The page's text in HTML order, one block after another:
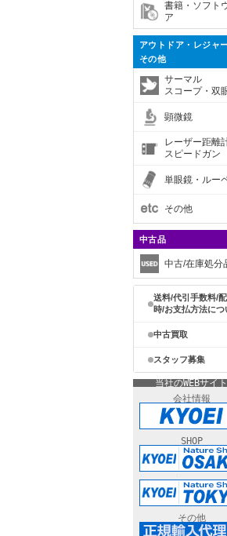
書籍・ソフト
ア
アウトドア・レジャ
その他
サーマル
スコープ・双
顕微鏡
レーザー距離
スピードガン
単眼鏡・ルー
その他
中古品
中古/在庫処分
送料/代引手数料/
時/お支払方法につ
中古買取
スタッフ募集
当社のWEBサイト
会社情報
SHOP
その他